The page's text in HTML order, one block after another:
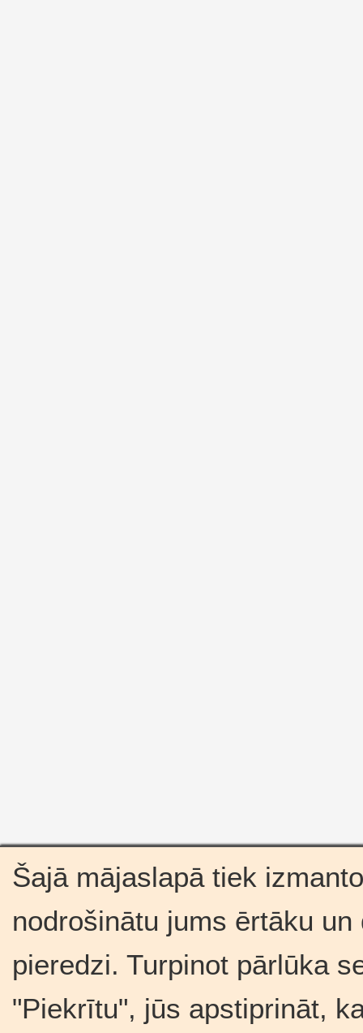
Šajā mājaslapā tiek
nodrošinātu jums ērtāku
pieredzi. Turpinot pārlūka
"Piekrītu", jūs apstiprināt,